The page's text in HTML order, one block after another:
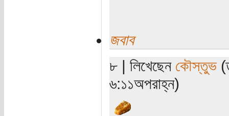
জবাব
৮ | লিখেছেন কৌস্তুভ
৬:১১অপরাহ্ন)